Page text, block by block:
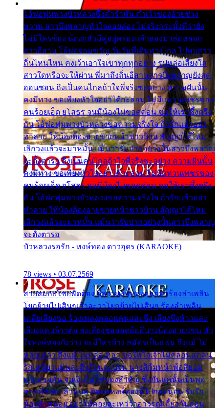
โอ้พ่อพุ่มพวงบัวหลวงซึ้งคำรำพัน คำเว้าของอ้ายช่าง
หวาน สาวบึงพลาญหัวใจลอยล่อง ไม่จริงกระมั้งที่ว่ายัง
ไม่มีใครข้อง น้องกลัวมีคู่อยู่ครองแล้วลองมาล่อหลอก
สาวอีสาน โอ้พ่อจอมขวัญ วันวันพี่เดินทางไกล ไปพบสาว
ถิ่นไหนไหน คงเว้าเอาใจเขาทุกทุกอย่าง รูปหล่อเสียงใส
สาวใดหรือจะให้ผ่าน พี่มาถึงถิ่นอีสานสาวบึงพลาญยังสุด
ออนซอน ถึงเป็นคนไกลถ้าใจพี่จริงซะอย่าง ความฝันนั้น
คงมีทาง ขอเพียงหัวใจอย่าได้กะล่อน ไม่มีแหวนเพชรของ
คนร้อยเอ็ด ยโสธร จนมีน้องไม่ขอดค่อน ขอให้เราซึ้งตรึง
กัน โอ้พ่อพุ่มพวงบัวหลวงขอความจริงใจ ถ้ารักแล้วอย่า
ทำลาย ให้น้องต้องอายขายหน้าชาวบ้าน สัญญาได้ไหม
เลิกวงแล้วจะมาหมั้น แม้นว่ารับปากอย่างนั้นสาวบึงพลาญ
จะตั้งตารอ ถึงเป็นคนไกลถ้าใจพี่จริงซะอย่าง ความฝันนั้น
คงมีทาง ขอเพียงหัวใจอย่าได้กะล่อน ไม่มีแหวนเพชรของ
คนร้อยเอ็ด ยโสธร จนมีน้องไม่ขอดค่อน ขอให้เราซึ้งตรึง
กัน โอ้พ่อพุ่มพวงบัวหลวงขอความจริงใจ ถ้ารักแล้วอย่า
ทำลาย ให้น้องต้องอายขายหน้าชาวบ้าน สัญญาได้ไหม
เลิกวงแล้วจะมาหมั้น แม้นว่ารับปากอย่างนั้นสาวบึงพลาญ
จะตั้งตารอ
บัวหลวงรอรัก - หงษ์ทอง ดาวอุดร (KARAOKE)
78 views • 03.07.2569
สายลมกะโชยพัดต้อง อีสาวหงษ์ทองออกมาร้องลำเพลิน
โยกย้ายไปเสินๆเอ้าละวาโยกย้ายไปเสินๆ ร้องลำเพลิน
เคลียเสียงซอ ร้องเพลงคลอแคนและซึง เสียงซึงห้าวและ
เสียงแคนจ้าวต่อ ละเสียงซอออดอ้ออีนางน้องอวยแขน หัว
ใจหงษ์ทองยังว่าง จะมีใครบ้าง สมัครเป็นแฟน ถึงแม้ ไม่
หล่อเหลา ถึงแม้ ไม่หล่อเหลา ขอให้ใจเจ้าไม่คลอนแคลน
รักเหนียวแน่นละถึงสิจนกะบ่จน นางสิก้มหน้าพ้อสิยอม
ยากฮ่วมกัน จนเงินไม่ใช่ของสำคัญ ซึ้งกันแค่นั้นเป็นพอ
หากพี่ชอบแล้วหนอ ติดต่อหงษ์ทองนี้ไปกอดนอน รับรัก
น้องสักหน่อย อย่าให้คอยละเหว่ว้าอาวรณ์เกี้ยวกันก่อน